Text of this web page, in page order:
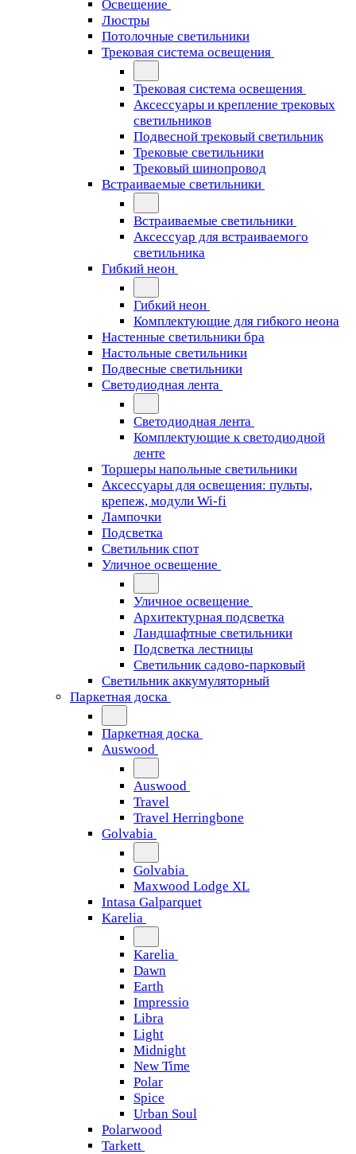
Освещение
Люстры
Потолочные светильники
Трековая система освещения
Трековая система освещения
Аксессуары и крепление трековых
светильников
Подвесной трековый светильник
Трековые светильники
Трековый шинопровод
Встраиваемые светильники
Встраиваемые светильники
Аксессуар для встраиваемого
светильника
Гибкий неон
Гибкий неон
Комплектующие для гибкого неона
Настенные светильники бра
Настольные светильники
Подвесные светильники
Светодиодная лента
Светодиодная лента
Комплектующие к светодиодной
ленте
Торшеры напольные светильники
Аксессуары для освещения: пульты,
крепеж, модули Wi-fi
Лампочки
Подсветка
Светильник спот
Уличное освещение
Уличное освещение
Архитектурная подсветка
Ландшафтные светильники
Подсветка лестницы
Светильник садово-парковый
Светильник аккумуляторный
Паркетная доска
Паркетная доска
Auswood
Auswood
Travel
Travel Herringbone
Golvabia
Golvabia
Maxwood Lodge XL
Intasa Galparquet
Karelia
Karelia
Dawn
Earth
Impressio
Libra
Light
Midnight
New Time
Polar
Spice
Urban Soul
Polarwood
Tarkett